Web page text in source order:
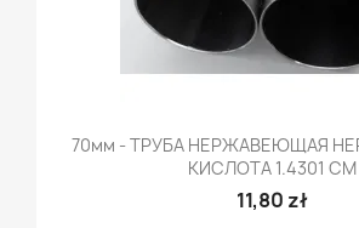
70мм - ТРУБА НЕРЖАВЕЮЩАЯ
КИСЛОТА 1.4301 CM
11,80 zł